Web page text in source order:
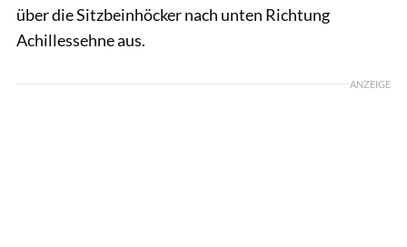
über die Sitzbeinhöcker nach unten Richtung
Achillessehne aus.
ANZEIGE